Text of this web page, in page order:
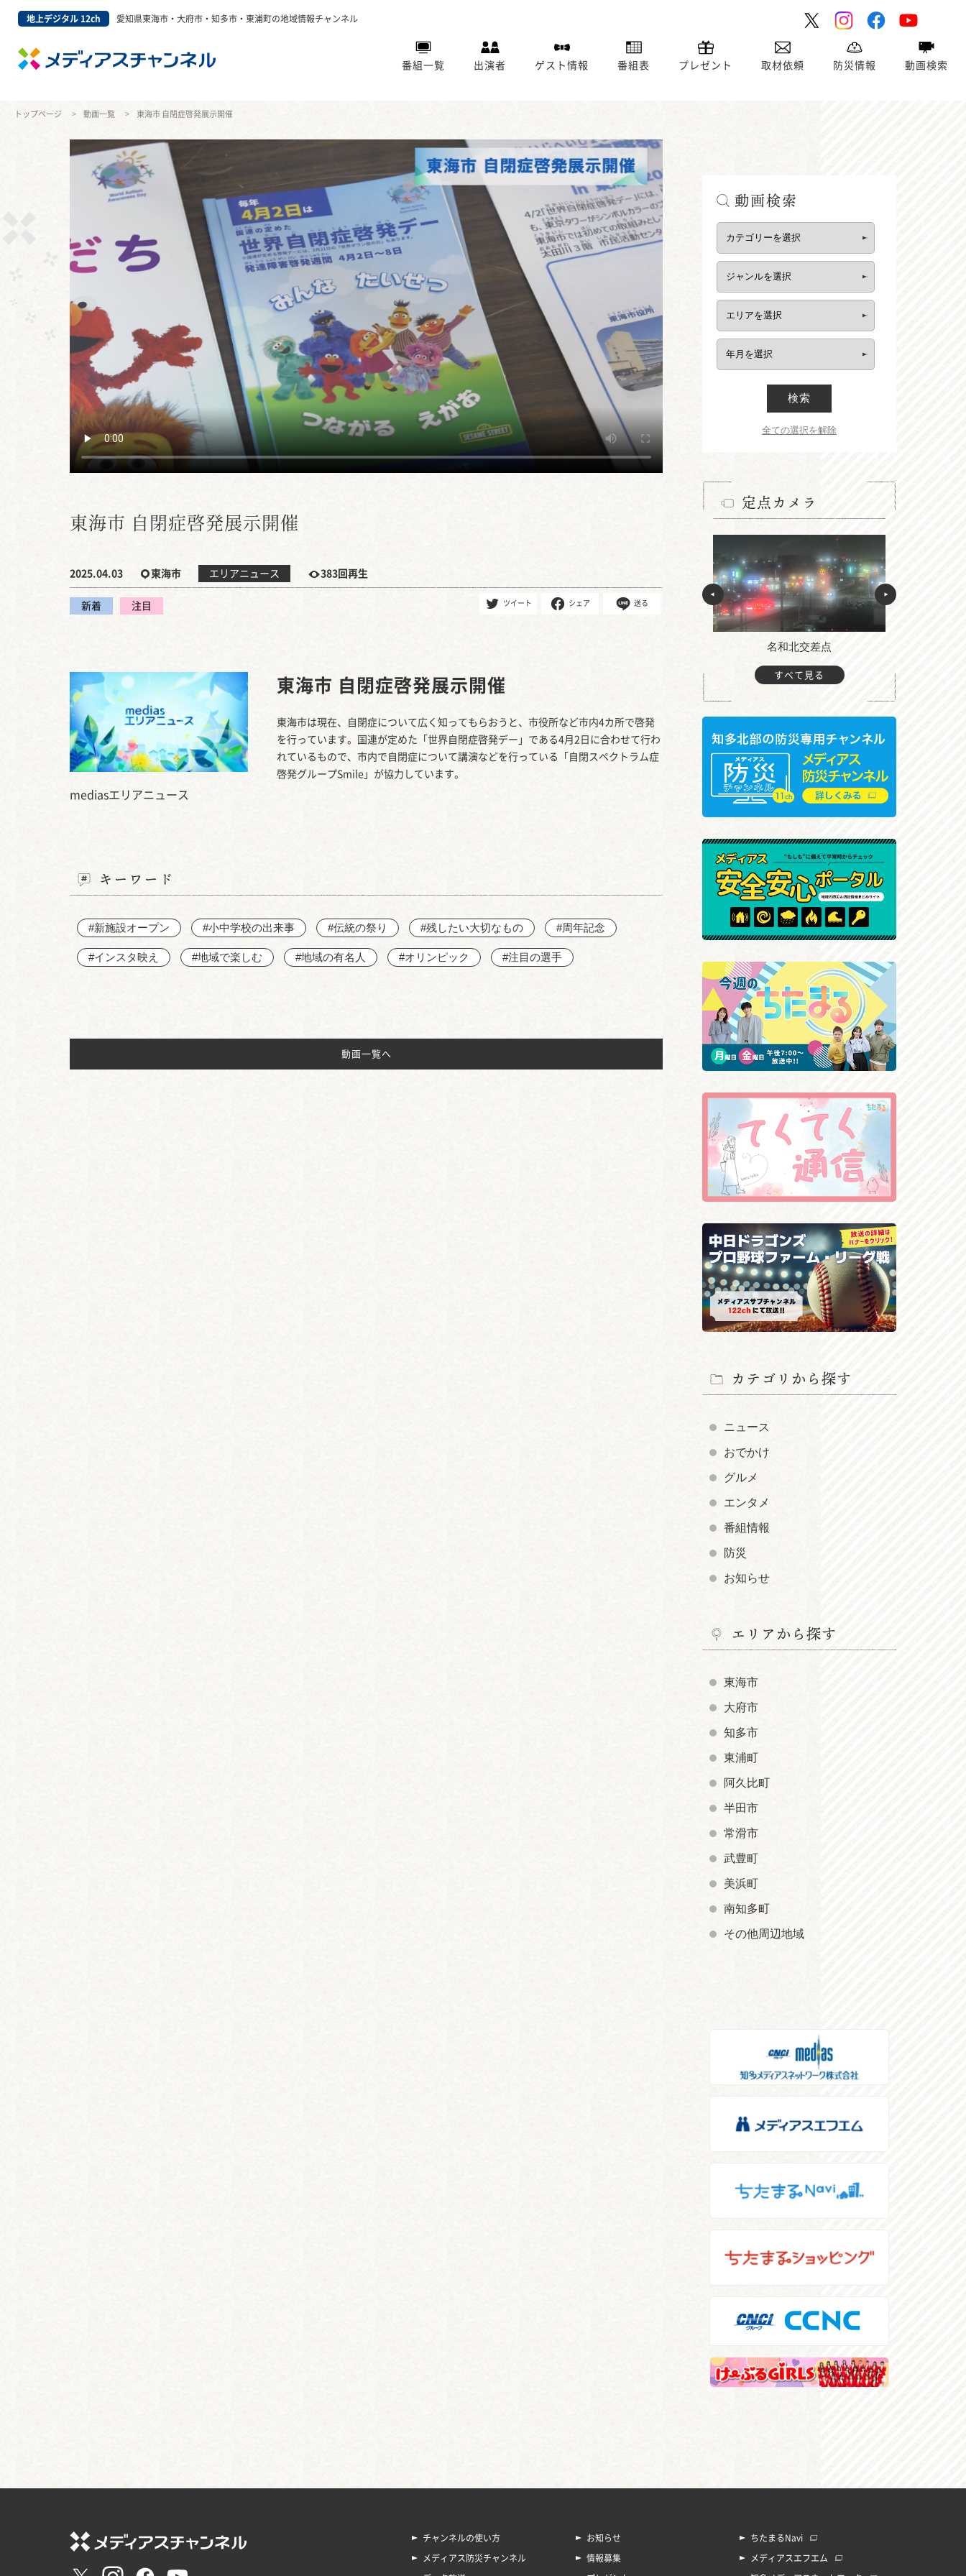
地上デジタル 12ch 愛知県東海市・大府市・知多市・東浦町の地域情報チャンネル
番組一覧 出演者 ゲスト情報 番組表 プレゼント 取材依頼 防災情報 動画検索
トップページ 動画一覧 東海市 自閉症啓発展示開催
東海市 自閉症啓発展示開催
2025.04.03 東海市 エリアニュース 383回再生
新着 注目 ツイート シェア 送る
mediasエリアニュース
東海市 自閉症啓発展示開催
東海市は現在、自閉症について広く知ってもらおうと、市役所など市内4カ所で啓発
を行っています。国連が定めた「世界自閉症啓発デー」である4月2日に合わせて行わ
れているもので、市内で自閉症について講演などを行っている「自閉スペクトラム症
啓発グループSmile」が協力しています。
キーワード
#新施設オープン #小中学校の出来事 #伝統の祭り #残したい大切なもの #周年記念
#インスタ映え #地域で楽しむ #地域の有名人 #オリンピック #注目の選手
動画一覧へ
動画検索
検索
全ての選択を解除
定点カメラ
名和北交差点
すべて見る
カテゴリから探す
ニュース
おでかけ
グルメ
エンタメ
番組情報
防災
お知らせ
エリアから探す
東海市
大府市
知多市
東浦町
阿久比町
半田市
常滑市
武豊町
美浜町
南知多町
その他周辺地域
チャンネルの使い方
メディアス防災チャンネル
お知らせ
情報募集
ちたまるNavi
メディアスエフエム